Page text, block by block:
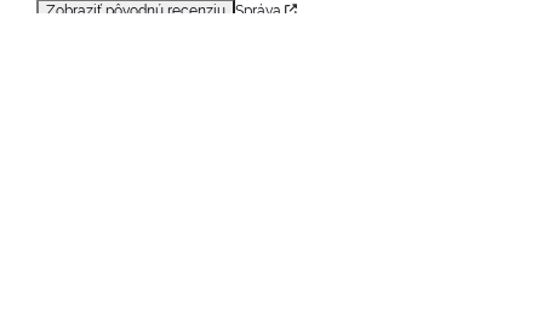
Zobraziť pôvodnú recenziu Správa